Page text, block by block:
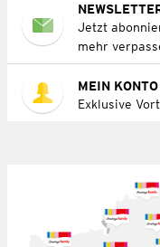
Jetzt
mehr
MEIN KONTO
Exklusive